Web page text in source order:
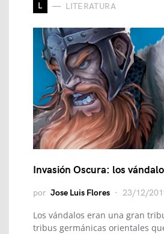
L LITERATURA
Invasión Oscura: los
por Jose Luis Flores 23/12/
Los vándalos eran una gran
tribus germánicas orientales